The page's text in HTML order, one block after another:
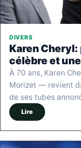
DIVERS
Karen Cheryl:
célèbre et
À 70 ans, Karen
Morizet — revient
de ses tubes
Lire